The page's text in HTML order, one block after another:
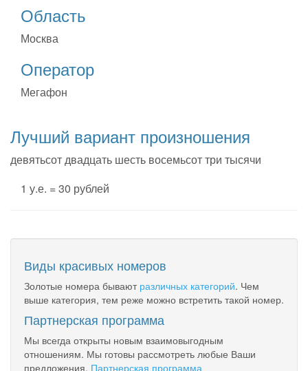
Область
Москва
Оператор
Мегафон
Лучший вариант произношения
девятьсот двадцать шесть восемьсот три тысячи
1 у.е. = 30 рублей
Виды красивых номеров
Золотые номера бывают различных категорий. Чем
выше категория, тем реже можно встретить такой номер.
Партнерская программа
Мы всегда открыты новым взаимовыгодным
отношениям. Мы готовы рассмотреть любые Ваши
предложения. Партнерская программа